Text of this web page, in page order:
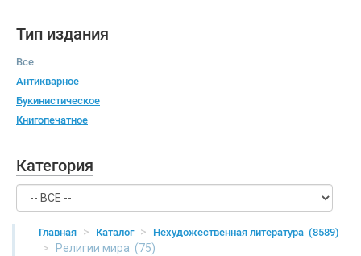
Тип издания
Все
Антикварное
Букинистическое
Книгопечатное
Категория
Главная Каталог Нехудожественная литература (8589)
Религии мира (75)